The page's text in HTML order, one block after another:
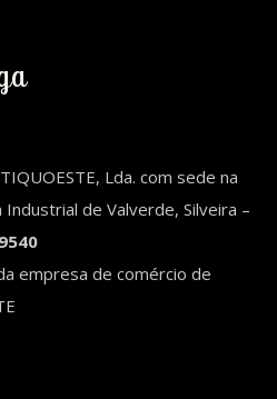
Lda. com sede na
Industrial de Valverde, Silveira –
empresa de comércio de